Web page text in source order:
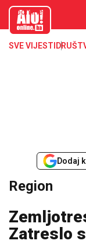
aloonline.b
SVE VIJESTI
Dodaj
Region
Zatreslo